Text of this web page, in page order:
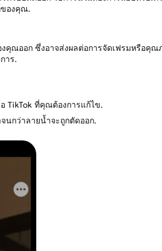
ของคุณ.
คุณออก ซึ่งอาจส่งผลต่อการจัดเฟรมหรือคุณ
าร.
TikTok ที่คุณต้องการแก้ไข.
นกว่าลายน้ำจะถูกตัดออก.